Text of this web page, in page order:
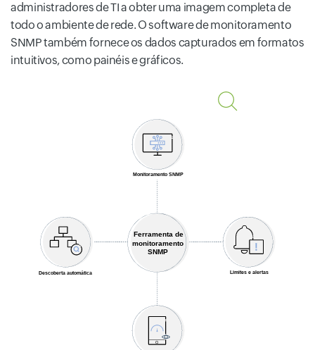
administradores de TI a obter uma imagem completa de
todo o ambiente de rede. O software de monitoramento
SNMP também fornece os dados capturados em formatos
intuitivos, como painéis e gráficos.